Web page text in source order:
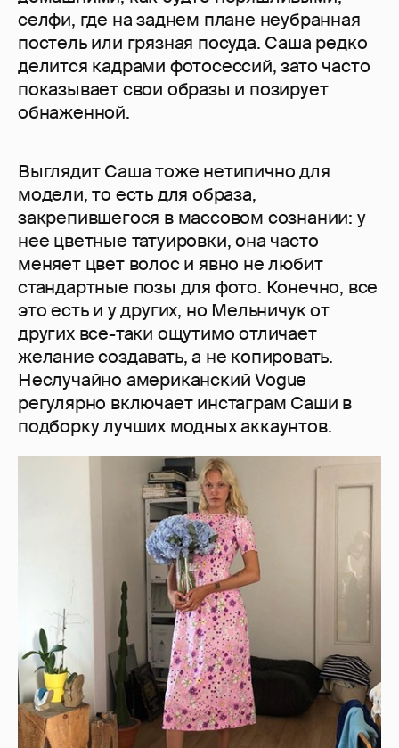
селфи, где на заднем плане неубранная
постель или грязная посуда. Саша редко
делится кадрами фотосессий, зато часто
показывает свои образы и позирует
обнаженной.
Выглядит Саша тоже нетипично для
модели, то есть для образа,
закрепившегося в массовом сознании: у
нее цветные татуировки, она часто
меняет цвет волос и явно не любит
стандартные позы для фото. Конечно, все
это есть и у других, но Мельничук от
других все-таки ощутимо отличает
желание создавать, а не копировать.
Неслучайно американский Vogue
регулярно включает инстаграм Саши в
подборку лучших модных аккаунтов.